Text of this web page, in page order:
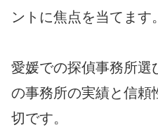
ントに焦点を当てます。
愛媛での探偵事務所選
の事務所の実績と信頼
切です。